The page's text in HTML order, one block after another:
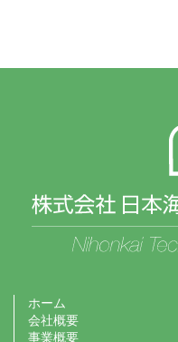
ホーム
会社概要
事業概要